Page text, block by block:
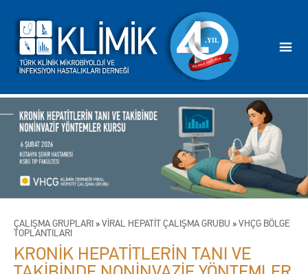
ÇALIŞMA GRUPLARI »VİRAL HEPATİT ÇALIŞMA GRUBU »VHÇG BÖLGE
TOPLANTILARI
KRONİK HEPATİTLERİN TANI VE